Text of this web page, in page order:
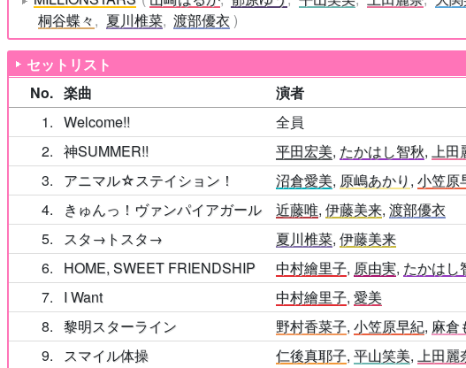
桐谷蝶々
夏川椎菜 渡部優衣
セットリスト
No. 楽曲
演者
1
Welcome!!
全員
2
神SUMMER!! 平田宏美, たかはし智秋,上田
3
アニマル☆ステイション！ 沼倉愛美, 原嶋あかり,小笠原
4
きゅんっ！ヴァンパイアガール 近藤唯,伊藤美来,渡部優衣
5
スタ→トスタ→ 夏川椎菜,伊藤美来
6
HOME, SWEET FRIENDSHIP 中村繪里子, 原由実, たかはし
7
I Want 中村繪里子,愛美
8
黎明スターライン 野村香菜子,小笠原早紀, 麻倉
9
スマイル体操 仁後真耶子,平山笑美,上田麗